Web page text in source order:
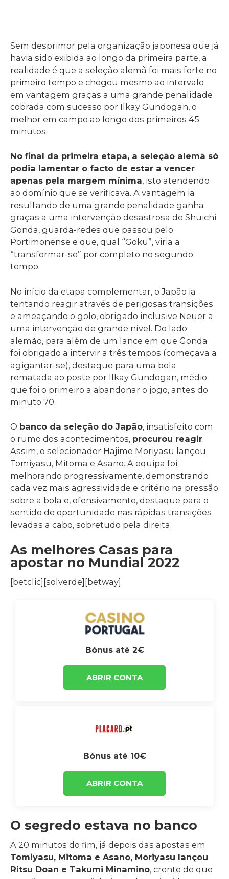
Sem desprimor pela organização japonesa que já
havia sido exibida ao longo da primeira parte, a
realidade é que a seleção alemã foi mais forte no
primeiro tempo e chegou mesmo ao intervalo
em vantagem graças a uma grande penalidade
cobrada com sucesso por Ilkay Gundogan, o
melhor em campo ao longo dos primeiros 45
minutos.
No final da primeira etapa, a seleção alemã só
podia lamentar o facto de estar a vencer
apenas pela margem mínima, isto atendendo
ao domínio que se verificava. A vantagem ia
resultando de uma grande penalidade ganha
graças a uma intervenção desastrosa de Shuichi
Gonda, guarda-redes que passou pelo
Portimonense e que, qual “Goku”, viria a
“transformar-se” por completo no segundo
tempo.
No início da etapa complementar, o Japão ia
tentando reagir através de perigosas transições
e ameaçando o golo, obrigado inclusive Neuer a
uma intervenção de grande nível. Do lado
alemão, para além de um lance em que Gonda
foi obrigado a intervir a três tempos (começava a
agigantar-se), destaque para uma bola
rematada ao poste por Ilkay Gundogan, médio
que foi o primeiro a abandonar o jogo, antes do
minuto 70.
O banco da seleção do Japão, insatisfeito com
o rumo dos acontecimentos, procurou reagir.
Assim, o selecionador Hajime Moriyasu lançou
Tomiyasu, Mitoma e Asano. A equipa foi
melhorando progressivamente, demonstrando
cada vez mais agressividade e critério na pressão
sobre a bola e, ofensivamente, destaque para o
sentido de oportunidade nas rápidas transições
levadas a cabo, sobretudo pela direita.
As melhores Casas para
apostar no Mundial 2022
[betclic][solverde][betway]
Bónus até 2€
ABRIR CONTA
Bónus até 10€
ABRIR CONTA
O segredo estava no banco
A 20 minutos do fim, já depois das apostas em
Tomiyasu, Mitoma e Asano, Moriyasu lançou
Ritsu Doan e Takumi Minamino, crente de que